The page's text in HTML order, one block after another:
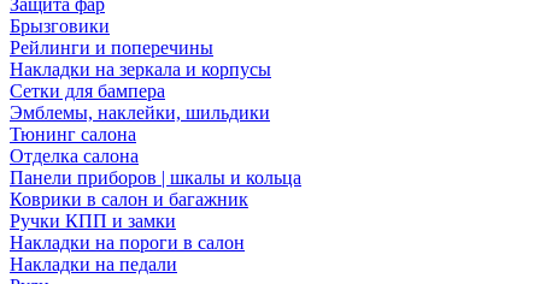
Защита фар
Брызговики
Рейлинги и поперечины
Накладки на зеркала и корпусы
Сетки для бампера
Эмблемы, наклейки, шильдики
Тюнинг салона
Отделка салона
Панели приборов | шкалы и кольца
Коврики в салон и багажник
Ручки КПП и замки
Накладки на пороги в салон
Накладки на педали